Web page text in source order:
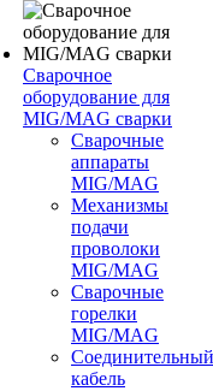
Сварочное
оборудование для
MIG/MAG сварки
Сварочные
аппараты
MIG/MAG
Механизмы
подачи
проволоки
MIG/MAG
Сварочные
горелки
MIG/MAG
Соединительный
кабель